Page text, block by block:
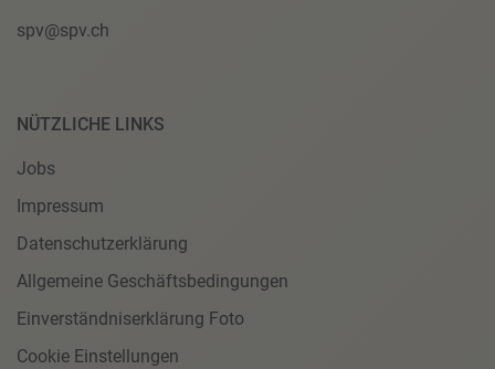
spv@spv.ch
NÜTZLICHE LINKS
Jobs
Impressum
Datenschutzerklärung
Allgemeine Geschäftsbedingungen
Einverständniserklärung Foto
Cookie Einstellungen